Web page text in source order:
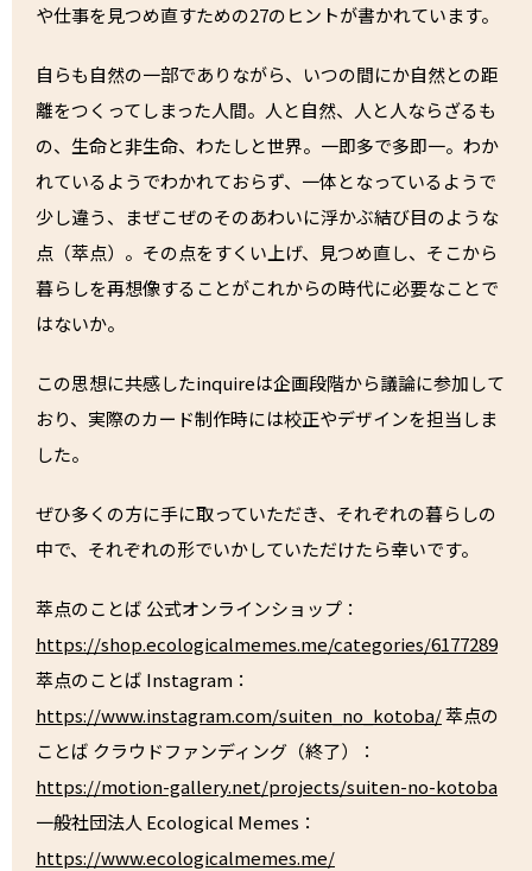
や仕事を見つめ直すための27のヒントが書かれています。
自らも自然の一部でありながら、いつの間にか自然との距
離をつくってしまった人間。人と自然、人と人ならざるも
の、生命と非生命、わたしと世界。一即多で多即一。わか
れているようでわかれておらず、一体となっているようで
少し違う、まぜこぜのそのあわいに浮かぶ結び目のような
点（萃点）。その点をすくい上げ、見つめ直し、そこから
暮らしを再想像することがこれからの時代に必要なことで
はないか。
この思想に共感したinquireは企画段階から議論に参加して
おり、実際のカード制作時には校正やデザインを担当しま
した。
ぜひ多くの方に手に取っていただき、それぞれの暮らしの
中で、それぞれの形でいかしていただけたら幸いです。
萃点のことば 公式オンラインショップ：
https://shop.ecologicalmemes.me/categories/6177289
萃点のことば Instagram：
https://www.instagram.com/suiten_no_kotoba/萃点の
ことば クラウドファンディング（終了）：
https://motion-gallery.net/projects/suiten-no-kotoba
一般社団法人 Ecological Memes：
https://www.ecologicalmemes.me/